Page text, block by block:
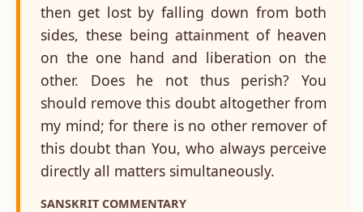
then get lost by falling down from both
sides, these being attainment of heaven
on the one hand and liberation on the
other. Does he not thus perish? You
should remove this doubt altogether from
my mind; for there is no other remover of
this doubt than You, who always perceive
directly all matters simultaneously.
SANSKRIT COMMENTARY